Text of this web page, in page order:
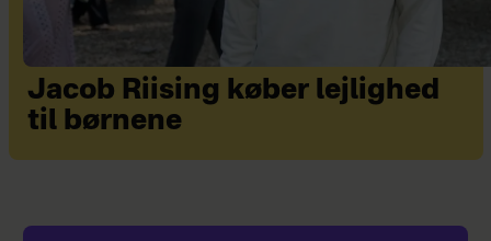
Jacob Riising køber lejlighed
til børnene